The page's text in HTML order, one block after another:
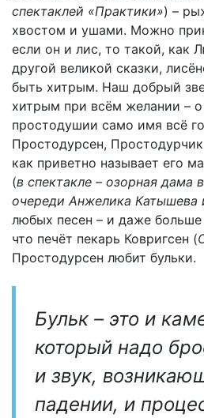
спектаклей «Практики») –
хвостом и ушами. Можно
если он и лис, то такой, как
другой великой сказки,
быть хитрым. Наш добрый
хитрым при всём желании – о
простодушии само имя всё
Простодурсен,
как приветно называет его
(в спектакле – озорная дама
очереди Анжелика Катышева
любых песен – и даже
что печёт пекарь Ковригсен (
Простодурсен любит бульки.
Бульк – это и
который надо
и звук,
падении, и